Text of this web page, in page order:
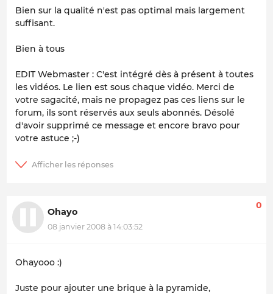
Bien sur la qualité n'est pas optimal mais largement
suffisant.
Bien à tous
EDIT Webmaster : C'est intégré dès à présent à toutes
les vidéos. Le lien est sous chaque vidéo. Merci de
votre sagacité, mais ne propagez pas ces liens sur le
forum, ils sont réservés aux seuls abonnés. Désolé
d'avoir supprimé ce message et encore bravo pour
votre astuce ;-)
Ohayo
08 janvier 2008 à 14:03:52
0
Ohayooo :)
Juste pour ajouter une brique à la pyramide,